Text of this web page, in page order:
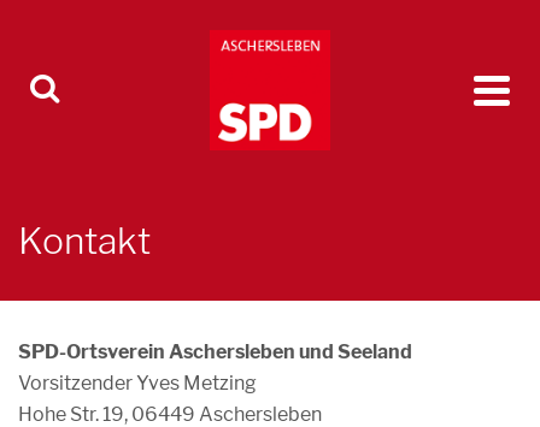
Kontakt
SPD-Ortsverein Aschersleben und Seeland
Vorsitzender Yves Metzing
Hohe Str. 19, 06449 Aschersleben